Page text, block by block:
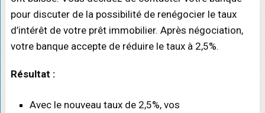
pour discuter de la possibilité de renégocier le taux
d’intérêt de votre prêt immobilier. Après négociation,
votre banque accepte de réduire le taux à 2,5%.
Résultat :
Avec le nouveau taux de 2,5%, vos